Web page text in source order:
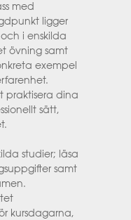
med
ligger
i enskilda
övning samt
exempel
praktisera dina
sätt,
studier; läsa
samt
kursdagarna,